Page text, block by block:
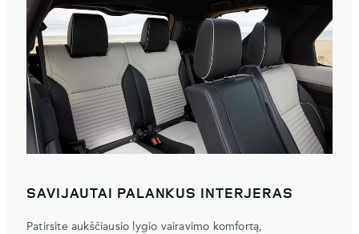
SAVIJAUTAI PALANKUS INTERJERAS
Patirsite aukščiausio lygio vairavimo komfortą,